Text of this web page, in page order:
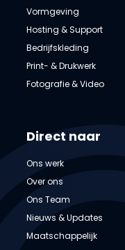
Vormgeving
Hosting & Support
Bedrijfskleding
Print- & Drukwerk
Fotografie & Video
Direct naar
Ons werk
Over ons
Ons Team
Nieuws & Updates
Maatschappelijk